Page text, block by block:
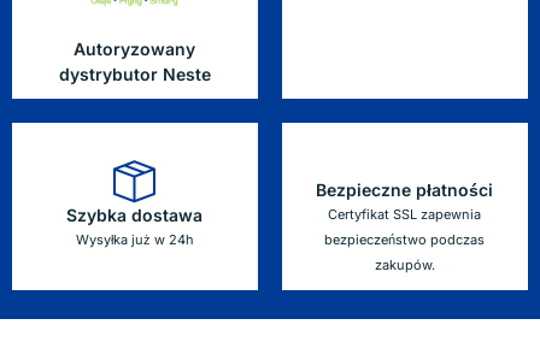
Autoryzowany
dystrybutor Neste
Szybka dostawa
Wysyłka już w 24h
Bezpieczne płatności
Certyfikat SSL zapewnia
bezpieczeństwo podczas
zakupów.